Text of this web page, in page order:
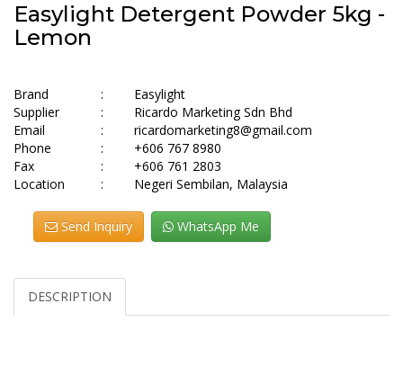
Easylight Detergent Powder 5kg -
Lemon
Brand :
Easylight
Supplier
:
Ricardo Marketing Sdn Bhd
Email
:
ricardomarketing8@gmail.com
Phone
:
+606 767 8980
Fax
:
+606 761 2803
Location
: Negeri Sembilan, Malaysia
Send Inquiry WhatsApp Me
DESCRIPTION